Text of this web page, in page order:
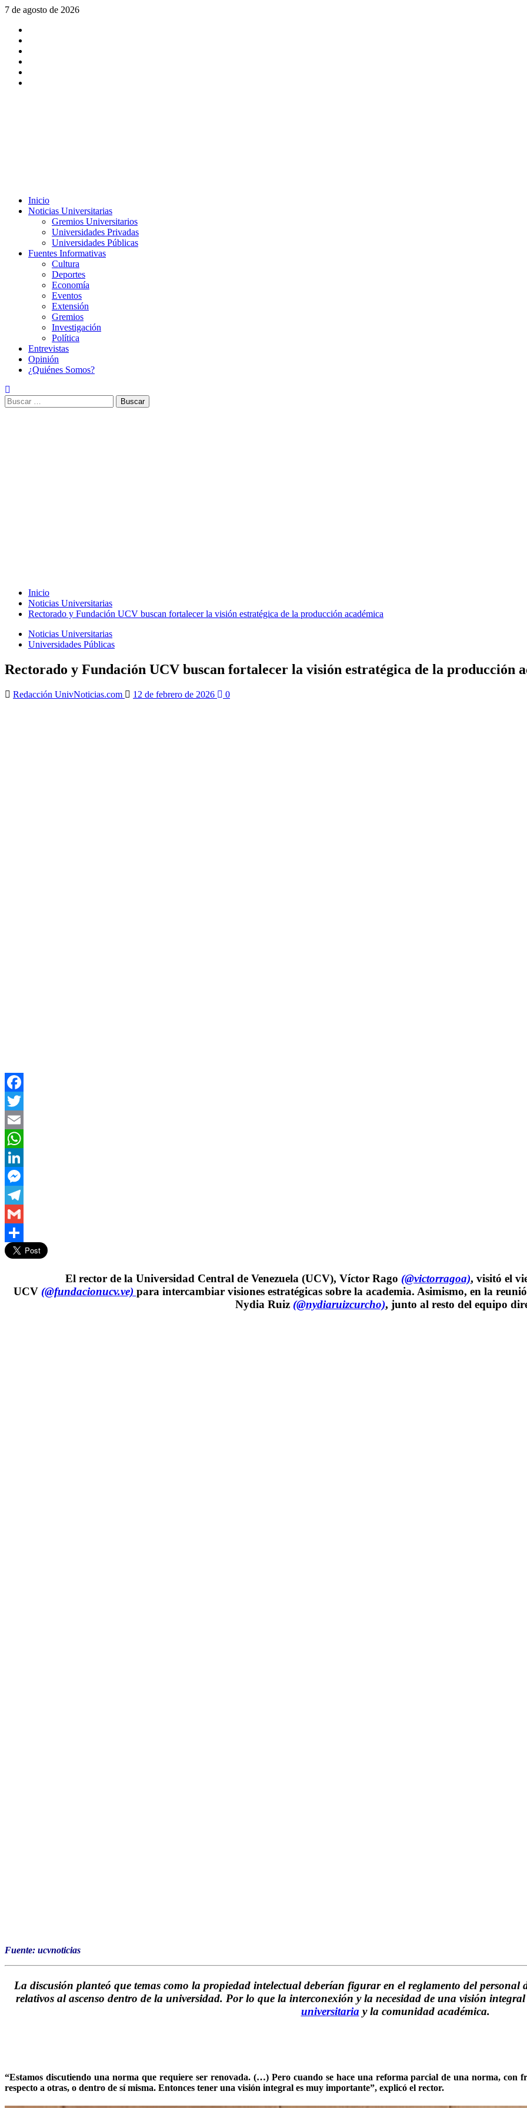
Saltar
contenido
7 de agosto de 2026
Menú
principal
Inicio
Noticias Universitarias
Gremios Universitarios
Universidades Privadas
Universidades Públicas
Fuentes Informativas
Cultura
Deportes
Economía
Eventos
Extensión
Gremios
Investigación
Política
Entrevistas
Opinión
¿Quiénes Somos?
Buscar:
Inicio
Noticias Universitarias
Rectorado y Fundación UCV buscan fortalecer la visión estratégica de la producción académica
Noticias Universitarias
Universidades Públicas
Rectorado y Fundación UCV buscan fortalecer la visión estratégica de la producción
Redacción UnivNoticias.com 12 de febrero de 2026 0
Facebook
Twitter
Email
WhatsApp
LinkedIn
Messenger
Telegram
Gmail
Compartir
El rector de la Universidad Central de Venezuela (UCV), Víctor Rago (@victorragoa), visitó el
UCV (@fundacionucv.ve) para intercambiar visiones estratégicas sobre la academia. Asimismo, en la
Nydia Ruiz (@nydiaruizcurcho), junto al resto del equipo
Fuente: ucvnoticias
La discusión planteó que temas como la propiedad intelectual deberían figurar en el reglamento del personal
relativos al ascenso dentro de la universidad. Por lo que la interconexión y la necesidad de una visión
universitaria y la comunidad académica.
“Estamos discutiendo una norma que requiere ser renovada. (…) Pero cuando se hace una reforma parcial de una norma, con
respecto a otras, o dentro de sí misma. Entonces tener una visión integral es muy importante”, explicó el rector.